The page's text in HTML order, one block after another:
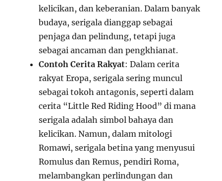
kelicikan, dan keberanian. Dalam banyak
budaya, serigala dianggap sebagai
penjaga dan pelindung, tetapi juga
sebagai ancaman dan pengkhianat.
Contoh Cerita Rakyat: Dalam cerita
rakyat Eropa, serigala sering muncul
sebagai tokoh antagonis, seperti dalam
cerita “Little Red Riding Hood” di mana
serigala adalah simbol bahaya dan
kelicikan. Namun, dalam mitologi
Romawi, serigala betina yang menyusui
Romulus dan Remus, pendiri Roma,
melambangkan perlindungan dan